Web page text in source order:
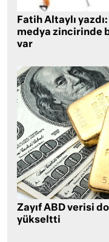
Fatih Altaylı
medya zincirinde
var
Zayıf ABD verisi
yükseltti